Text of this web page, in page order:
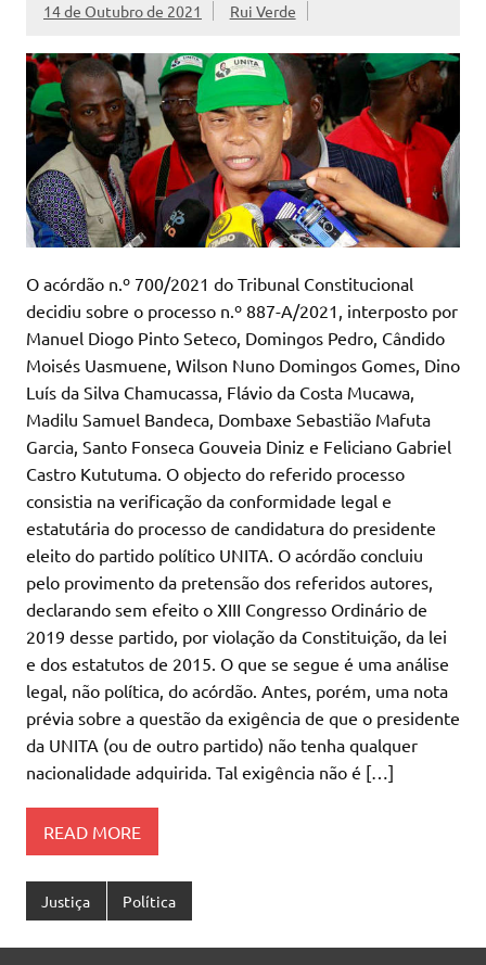
14 de Outubro de 2021 Rui Verde
O acórdão n.º 700/2021 do Tribunal Constitucional
decidiu sobre o processo n.º 887-A/2021, interposto por
Manuel Diogo Pinto Seteco, Domingos Pedro, Cândido
Moisés Uasmuene, Wilson Nuno Domingos Gomes, Dino
Luís da Silva Chamucassa, Flávio da Costa Mucawa,
Madilu Samuel Bandeca, Dombaxe Sebastião Mafuta
Garcia, Santo Fonseca Gouveia Diniz e Feliciano Gabriel
Castro Kututuma. O objecto do referido processo
consistia na verificação da conformidade legal e
estatutária do processo de candidatura do presidente
eleito do partido político UNITA. O acórdão concluiu
pelo provimento da pretensão dos referidos autores,
declarando sem efeito o XIII Congresso Ordinário de
2019 desse partido, por violação da Constituição, da lei
e dos estatutos de 2015. O que se segue é uma análise
legal, não política, do acórdão. Antes, porém, uma nota
prévia sobre a questão da exigência de que o presidente
da UNITA (ou de outro partido) não tenha qualquer
nacionalidade adquirida. Tal exigência não é […]
READ MORE
Justiça Política